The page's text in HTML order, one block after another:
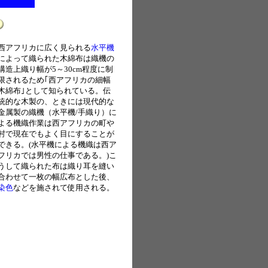
アフリカに広く見られる水平機
よって織られた木綿布は織機の
造上織り幅が5～30cm程度に制
されるため｢西アフリカの細幅
綿布｣として知られている。伝
的な木製の、ときには現代的な
属製の織機（水平機/手織り）に
る機織作業は西アフリカの町や
で現在でもよく目にすることが
きる。(水平機による機織は西ア
リカでは男性の仕事である。)こ
して織られた布は織り耳を縫い
わせて一枚の幅広布とした後、
色などを施されて使用される。